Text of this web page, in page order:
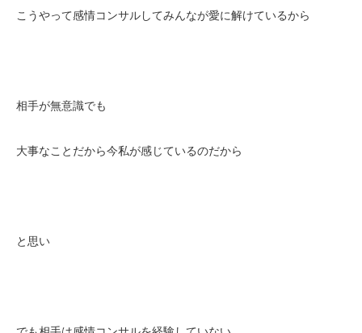
こうやって感情コンサルしてみんなが愛に解けているから
相手が無意識でも
大事なことだから今私が感じているのだから
と思い